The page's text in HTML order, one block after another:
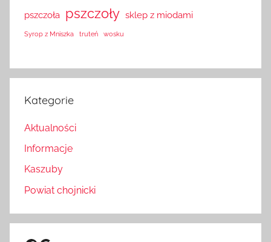
pszczoła pszczoły sklep z miodami
Syrop z Mniszka truteń wosku
Kategorie
Aktualności
Informacje
Kaszuby
Powiat chojnicki